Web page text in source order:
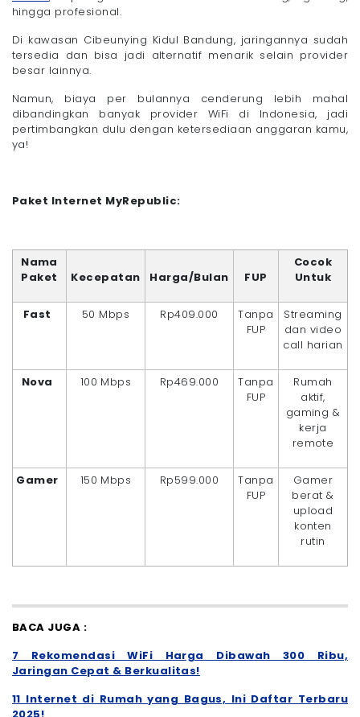
hingga profesional.
Di kawasan Cibeunying Kidul Bandung, jaringannya sudah
tersedia dan bisa jadi alternatif menarik selain provider
besar lainnya.
Namun, biaya per bulannya cenderung lebih mahal
dibandingkan banyak provider WiFi di Indonesia, jadi
pertimbangkan dulu dengan ketersediaan anggaran kamu,
ya!
Paket Internet MyRepublic:
Nama
Paket
Kecepatan Harga/Bulan FUP
Cocok
Untuk
Fast 50 Mbps Rp409.000
Tanpa
FUP
Streaming
dan video
call harian
Nova 100 Mbps Rp469.000
Tanpa
FUP
Rumah
aktif,
gaming &
kerja
remote
Gamer 150 Mbps Rp599.000
Tanpa
FUP
Gamer
berat &
upload
konten
rutin
BACA JUGA :
7 Rekomendasi WiFi Harga Dibawah 300 Ribu,
Jaringan Cepat & Berkualitas!
11 Internet di Rumah yang Bagus, Ini Daftar Terbaru